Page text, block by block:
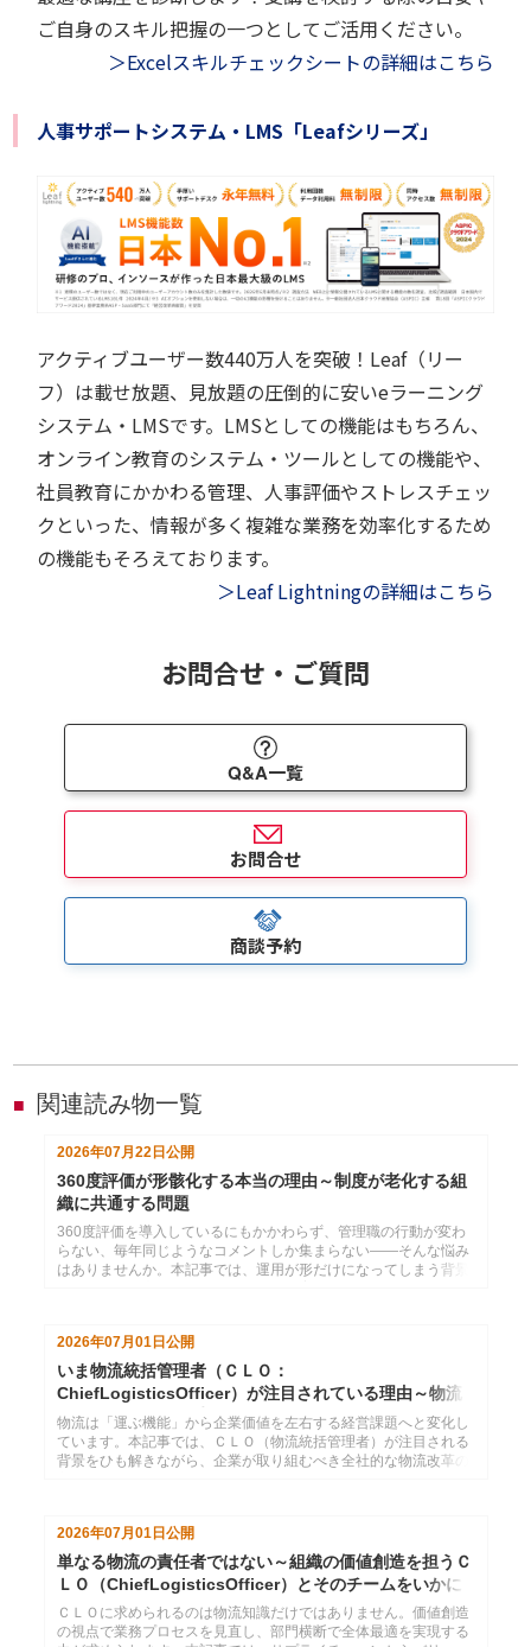
ご自身のスキル把握の一つとしてご活用ください。
＞Excelスキルチェックシートの詳細はこちら
人事サポートシステム・LMS「Leafシリーズ」
アクティブユーザー数440万人を突破！Leaf（リー
フ）は載せ放題、見放題の圧倒的に安いeラーニング
システム・LMSです。LMSとしての機能はもちろん、
オンライン教育のシステム・ツールとしての機能や、
社員教育にかかわる管理、人事評価やストレスチェッ
クといった、情報が多く複雑な業務を効率化するため
の機能もそろえております。
＞Leaf Lightningの詳細はこちら
お問合せ・ご質問
Q&A一覧
お問合せ
商談予約
■ 関連読み物一覧
2026年07月22日公開
360度評価が形骸化する本当の理由～制度が老化する組
織に共通する問題
360度評価を導入しているにもかかわらず、管理職の行動が変わ
らない、毎年同じようなコメントしか集まらない――そんな悩み
はありませんか。本記事では、運用が形だけになってしまう背景
2026年07月01日 公開
いま物流統括管理者（ＣＬＯ：
ChiefLogisticsOfficer）が注目されている理由～物流
2024年問題のその先へ
物流は「運ぶ機能」から企業価値を左右する経営課題へと変化し
ています。本記事では、ＣＬＯ（物流統括管理者）が注目される
背景をひも解きながら、企業が取り組むべき全社的な物流改革の
2026年07月01日 公開
単なる物流の責任者ではない～組織の価値創造を担うＣ
ＬＯ（ChiefLogisticsOfficer）とそのチームをいかに
育てるか
ＣＬＯに求められるのは物流知識だけではありません。価値創造
の視点で業務プロセスを見直し、部門横断で全体最適を実現する